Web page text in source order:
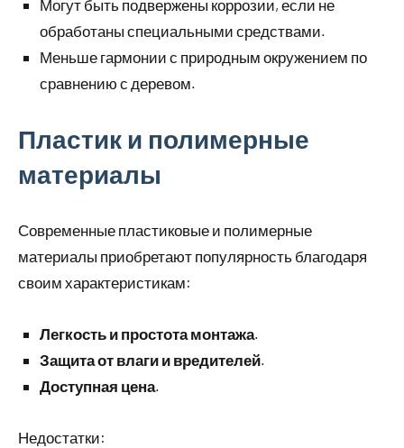
Могут быть подвержены коррозии, если не
обработаны специальными средствами.
Меньше гармонии с природным окружением по
сравнению с деревом.
Пластик и полимерные
материалы
Современные пластиковые и полимерные
материалы приобретают популярность благодаря
своим характеристикам:
Легкость и простота монтажа.
Защита от влаги и вредителей.
Доступная цена.
Недостатки: